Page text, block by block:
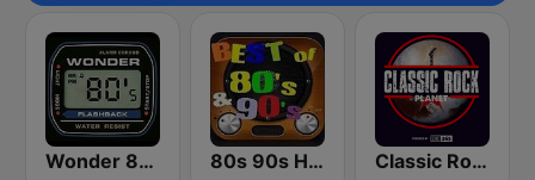
Wonder 80's 80s 90s Hits Radio Classic Rock Planet